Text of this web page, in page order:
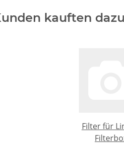
kauften
Filter für